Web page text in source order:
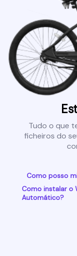
Tudo o que
ficheiros do
Como posso
Como instalar o
Automático?